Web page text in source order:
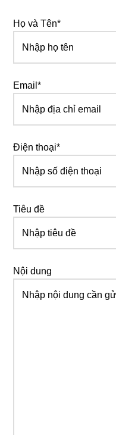
Họ và Tên*
Email*
Điện thoại*
Tiêu đề
Nội dung